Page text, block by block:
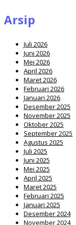
Arsip
Juli 2026
Juni 2026
Mei 2026
April 2026
Maret 2026
Februari 2026
Januari 2026
Desember 2025
November 2025
Oktober 2025
September 2025
Agustus 2025
Juli 2025
Juni 2025
Mei 2025
April 2025
Maret 2025
Februari 2025
Januari 2025
Desember 2024
November 2024